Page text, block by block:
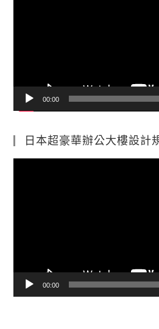
00:00
日本超豪華辦公大樓設計
00:00